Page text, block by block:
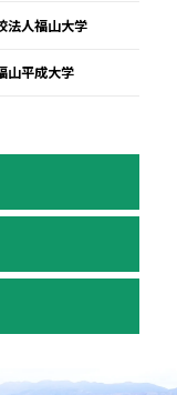
法人福山大学
山平成大学